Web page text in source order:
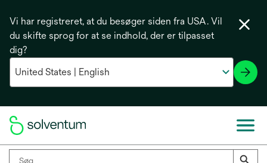
Vi har registreret, at du besøger siden fra USA. Vil
du skifte sprog for at se indhold, der er tilpasset
dig?